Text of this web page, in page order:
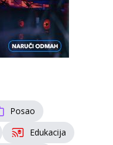
Posao
Edukacija